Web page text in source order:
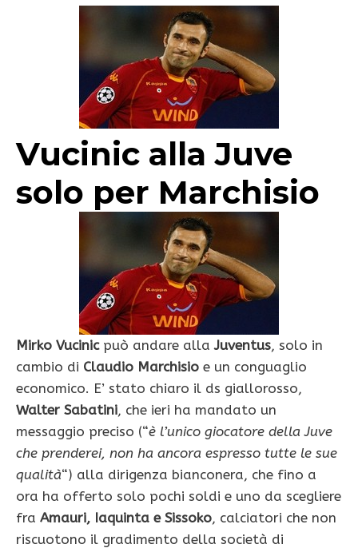
Vucinic alla Juve
solo per Marchisio
Mirko Vucinicpuò andare allaJuventus, solo in
cambio di Claudio Marchisio e un conguaglio
economico. E’ stato chiaro il ds giallorosso,
Walter Sabatini, che ieri ha mandato un
messaggio preciso (“è l’unico giocatore della Juve
che prenderei, non ha ancora espresso tutte le sue
qualità“) alla dirigenza bianconera, che fino a
ora ha offerto solo pochi soldi e uno da scegliere
fra Amauri, Iaquinta e Sissoko, calciatori che non
riscuotono il gradimento della società di